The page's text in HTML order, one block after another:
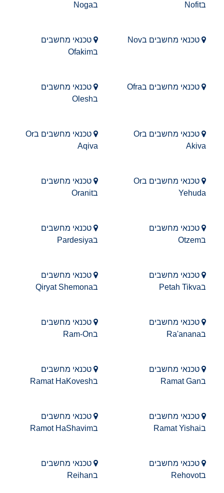
בNofit
בNoga
טכנאי מחשבים בNov
טכנאי מחשבים
בOfakim
טכנאי מחשבים בOfra
טכנאי מחשבים
בOlesh
טכנאי מחשבים בOr
Akiva
טכנאי מחשבים בOr
Aqiva
טכנאי מחשבים בOr
Yehuda
טכנאי מחשבים
בOranit
טכנאי מחשבים
בOtzem
טכנאי מחשבים
בPardesiya
טכנאי מחשבים
בPetah Tikva
טכנאי מחשבים
בQiryat Shemona
טכנאי מחשבים
בRa'anana
טכנאי מחשבים
בRam-On
טכנאי מחשבים
בRamat Gan
טכנאי מחשבים
בRamat HaKovesh
טכנאי מחשבים
בRamat Yishai
טכנאי מחשבים
בRamot HaShavim
טכנאי מחשבים
בRehovot
טכנאי מחשבים
בReihan